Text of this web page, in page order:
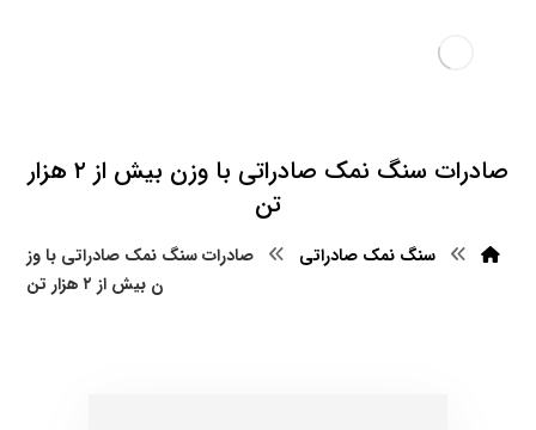
صادرات سنگ نمک صادراتی با وزن بیش از ۲ هزار
تن
سنگ نمک صادراتی
صادرات سنگ نمک صادراتی با وز
ن بیش از ۲ هزار تن